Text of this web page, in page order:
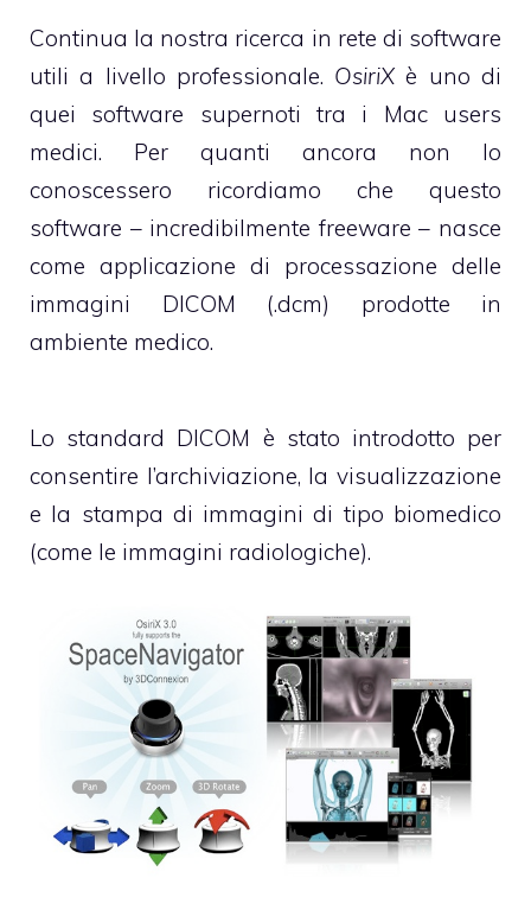
Continua la nostra ricerca in rete di software
utili a livello professionale. OsiriX è uno di
quei software supernoti tra i Mac users
medici. Per quanti ancora non lo
conoscessero ricordiamo che questo
software – incredibilmente freeware – nasce
come applicazione di processazione delle
immagini DICOM (.dcm) prodotte in
ambiente medico.
Lo standard DICOM è stato introdotto per
consentire l’archiviazione, la visualizzazione
e la stampa di immagini di tipo biomedico
(come le immagini radiologiche).